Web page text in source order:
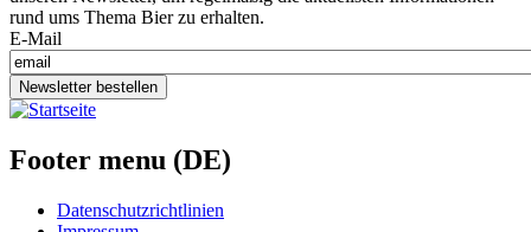
rund ums Thema Bier zu erhalten.
E-Mail
Newsletter bestellen
Footer menu (DE)
Datenschutzrichtlinien